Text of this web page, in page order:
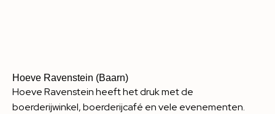
Hoeve Ravenstein (Baarn)
Hoeve Ravenstein heeft het druk met de
boerderijwinkel, boerderijcafé en vele evenementen.